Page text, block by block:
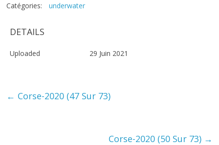
Catégories: underwater
DETAILS
Uploaded 29 Juin 2021
← Corse-2020 (47 Sur 73)
Corse-2020 (50 Sur 73) →